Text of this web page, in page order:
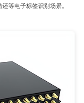
等电子标签识别场景。